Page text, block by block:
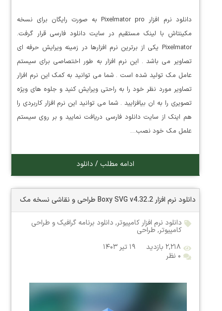
دانلود نرم افزار Pixelmator pro به صورت رایگان برای نسخه
مکینتاش با لینک مستقیم در سایت دانلود فارسی قرار گرفت.
Pixelmator یکی از برترین نرم افزارها در زمینه ویرایش حرفه ای
تصاویر می باشد . این نرم افزار به طور اختصاصی برای سیستم
عامل مک تولید شده است . شما می توانید به کمک این نرم افزار
تصاویر مورد نظر خود را به راحتی ویرایش کنید و جلوه های ویژه
تصویری را به ان بیافزایید . شما می توانید این نرم افزار کاربردی را
هم اینک از سایت دانلود فارسی دریافت نمایید و بر روی سیستم
علمل مک خود نصب…
ادامه مطلب / دانلود
دانلود نرم افزار Boxy SVG v4.32.2 طراحی و نقاشی نسخه مک
دانلود نرم افزار کامپیوتر, دانلود برنامه گرافیک و طراحی
کامپیوتر,طراحی
۲,۲۱۸ بازدید
۱۹ تیر ۱۴۰۳
۰ نظر